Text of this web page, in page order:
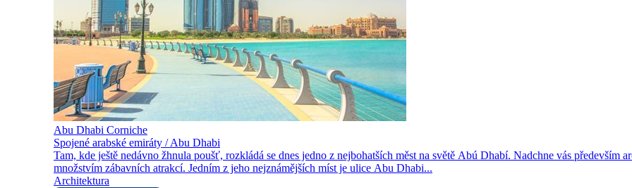
Abu Dhabi Corniche
Spojené arabské emiráty / Abu Dhabi
Tam, kde ještě nedávno žhnula poušť, rozkládá se dnes jedno z nejbohatších měst na světě Abú Dhabí. Nadchne vás především
množstvím zábavních atrakcí. Jedním z jeho nejznámějších míst je ulice Abu Dhabi...
Architektura